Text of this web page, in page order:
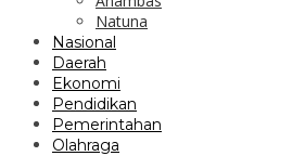
Natuna
Nasional
Daerah
Ekonomi
Pendidikan
Pemerintahan
Olahraga